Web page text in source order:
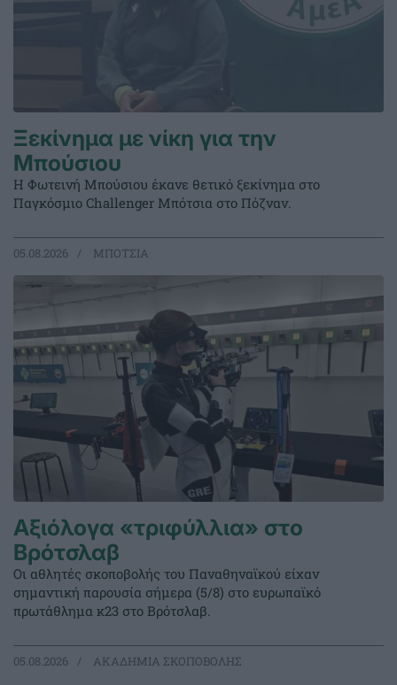
Ξεκίνημα με νίκη για την
Μπούσιου
Η Φωτεινή Μπούσιου έκανε θετικό ξεκίνημα στο
Παγκόσμιο Challenger Μπότσια στο Πόζναν.
05.08.2026 ΜΠΟΤΣΙΑ
Αξιόλογα «τριφύλλια» στο
Βρότσλαβ
Οι αθλητές σκοποβολής του Παναθηναϊκού είχαν
σημαντική παρουσία σήμερα (5/8) στο ευρωπαϊκό
πρωτάθλημα κ23 στο Βρότσλαβ.
05.08.2026 ΑΚΑΔΗΜΙΑ ΣΚΟΠΟΒΟΛΗΣ